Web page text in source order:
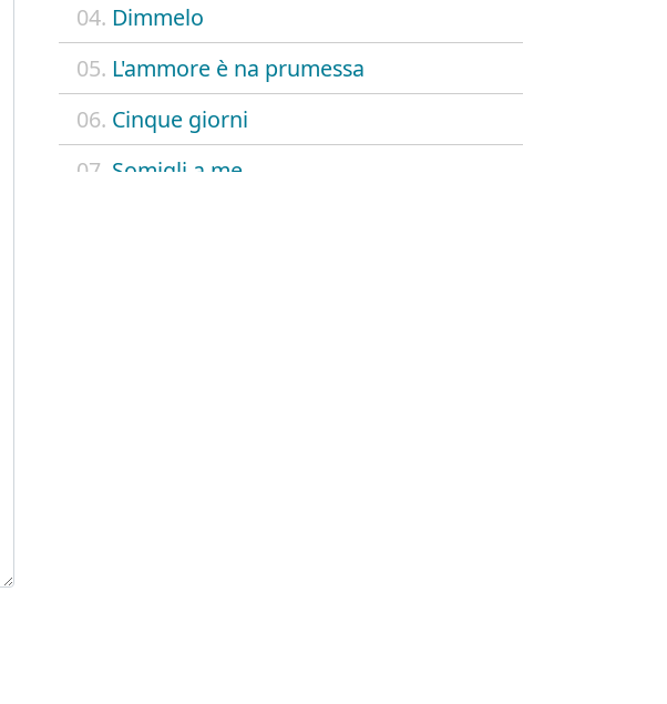
04. Dimmelo
05. L'ammore è na prumessa
06. Cinque giorni
07. Somigli a me